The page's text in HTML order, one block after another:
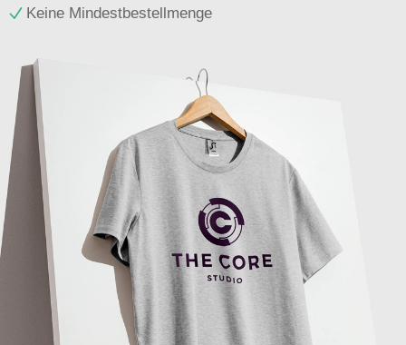
Keine Mindestbestellmenge